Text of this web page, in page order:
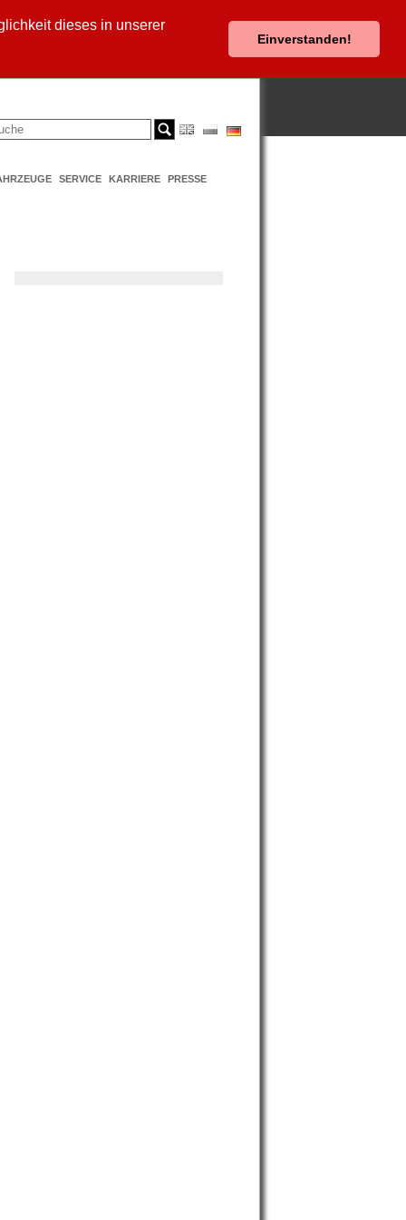
dieses in unserer
Einverstanden!
SERVICE KARRIERE PRESSE